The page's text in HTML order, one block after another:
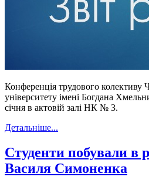
Конференція трудового колективу
університету імені Богдана
січня в актовій залі НК № 3.
Детальніше...
Студенти побували в
Василя Симоненка